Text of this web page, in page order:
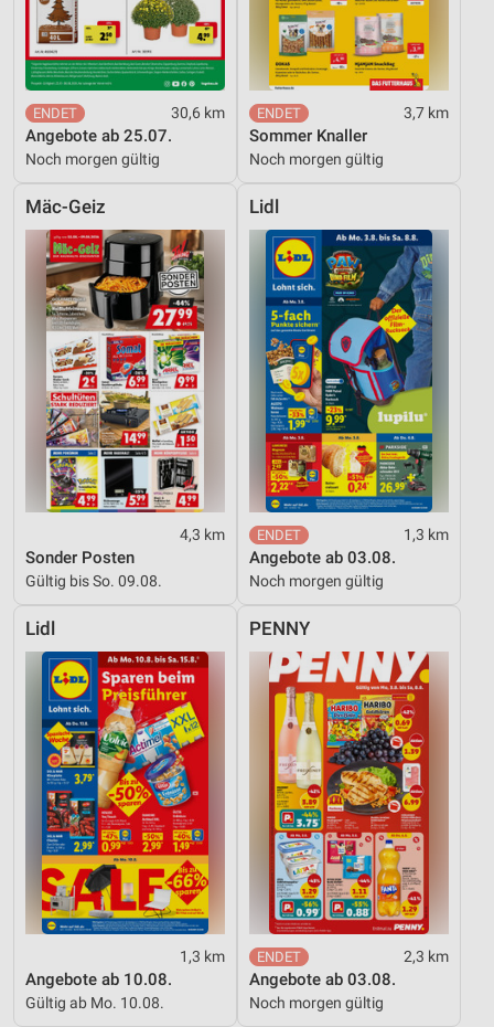
30,6 km
Angebote ab 25.07.
Noch morgen gültig
3,7 km
Sommer Knaller
Noch morgen gültig
Mäc-Geiz
4,3 km
Sonder Posten
Gültig bis So. 09.08.
Lidl
1,3 km
Angebote ab 03.08.
Noch morgen gültig
Lidl
1,3 km
Angebote ab 10.08.
Gültig ab Mo. 10.08.
PENNY
2,3 km
Angebote ab 03.08.
Noch morgen gültig